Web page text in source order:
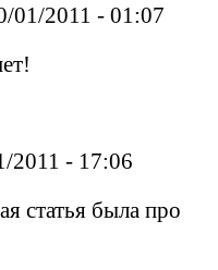
2011 - 01:07
2011 - 17:06
статья была про